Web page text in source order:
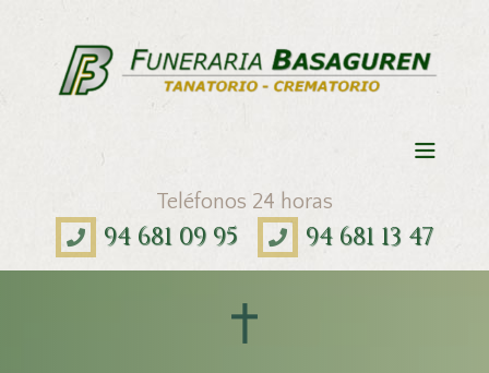
Teléfonos 24 horas
94 681 09 95 94 681 13 47